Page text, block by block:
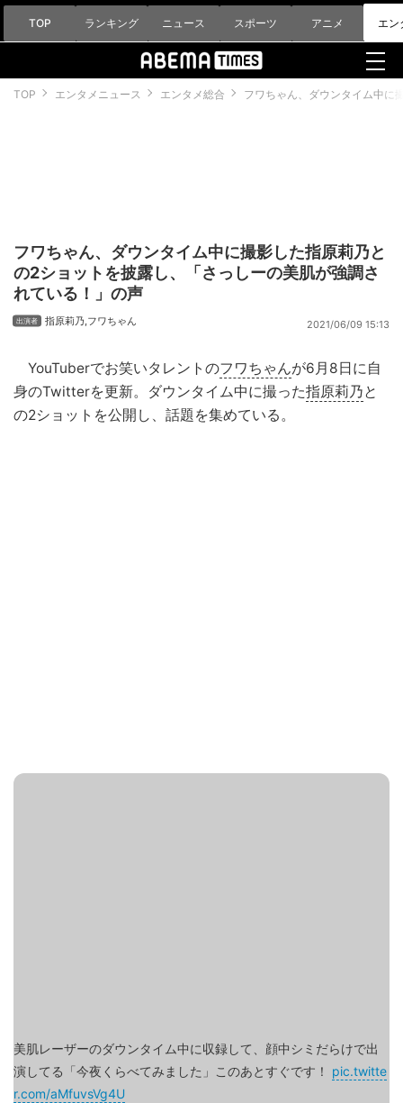
TOP ランキング ニュース スポーツ アニメ エン
TOP エンタメニュース エンタメ総合 フワちゃん、ダウンタイム中に
フワちゃん、ダウンタイム中に撮影した指原莉乃と
の2ショットを披露し、「さっしーの美肌が強調さ
れている！」の声
指原莉乃,フワちゃん 2021/06/09 15:13
YouTuberでお笑いタレントのフワちゃんが6月8日に自
身のTwitterを更新。ダウンタイム中に撮った指原莉乃と
の2ショットを公開し、話題を集めている。
美肌レーザーのダウンタイム中に収録して、顔中シミだらけで出
演してる「今夜くらべてみました」このあとすぐです！ pic.twitte
r.com/aMfuvsVg4U